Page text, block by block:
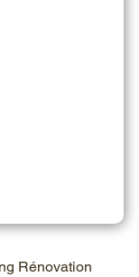
Rénovation